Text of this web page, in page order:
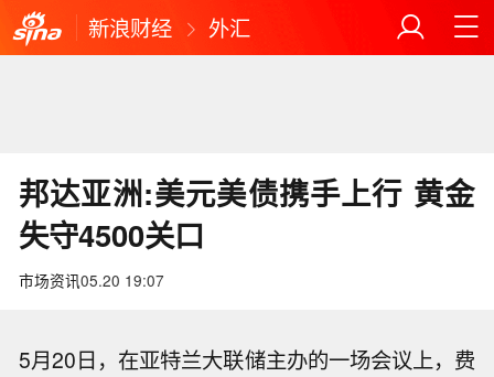
新浪财经 外汇
邦达亚洲:美元美债携手上行 黄金
失守4500关口
市场资讯05.20 19:07
5月20日，在亚特兰大联储主办的一场会议上，费